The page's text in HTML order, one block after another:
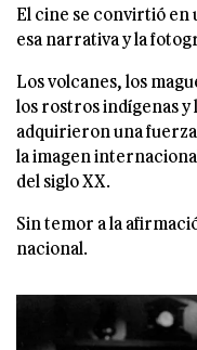
El cine se convirtió en
esa narrativa y la
Los volcanes, los
los rostros indígenas y
adquirieron una
la imagen
del siglo XX.
Sin temor a la
nacional.